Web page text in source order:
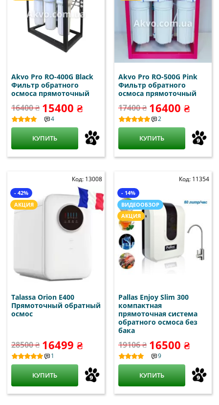
Akvo Pro RO-400G Black
Фильтр обратного
осмоса прямоточный
16400 ₴ 15400 ₴
4
КУПИТЬ
Akvo Pro RO-500G Pink
Фильтр обратного
осмоса прямоточный
17400 ₴ 16400 ₴
2
КУПИТЬ
Код: 13008
Talassa Orion E400
Прямоточный обратный
осмос
28500 ₴ 16499 ₴
1
КУПИТЬ
- 42%
АКЦИЯ
Код: 11354
Pallas Enjoy Slim 300
компактная
прямоточная система
обратного осмоса без
бака
19106 ₴ 16500 ₴
9
КУПИТЬ
- 14%
ВИДЕООБЗОР
АКЦИЯ